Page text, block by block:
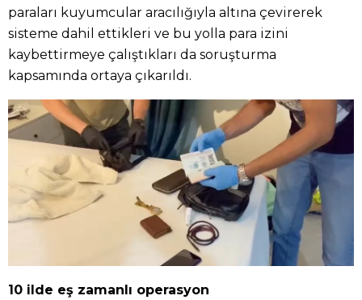
paraları kuyumcular aracılığıyla altına çevirerek
sisteme dahil ettikleri ve bu yolla para izini
kaybettirmeye çalıştıkları da soruşturma
kapsamında ortaya çıkarıldı.
10 ilde eş zamanlı operasyon